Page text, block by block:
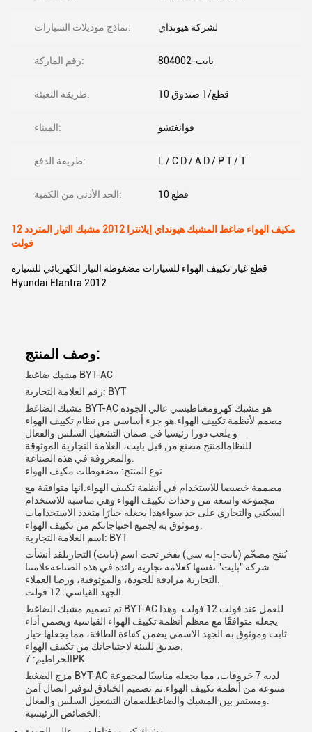
نماذج موديلات السيارات: لشركة هيونداي
رقم الماركة: بايت-804002
طريقة التعبئة: 10 قطع/1 صندوق
الميناء: قوانغتشو
طريقة الدفع: L / C D / A D / P T / T
الحد الأدنى من الكمية: 10 قطع
مكيف الهواء ضاغط المشبك هيونداي إيلانترا 2012 مشبك التيار المتردد 12
فولت
قطع غيار تكييف الهواء للسيارات مضغوطة التيار الكهربائي للسيارة
Hyundai Elantra 2012
وصف المنتج:
مشبك ضاغط BYT-AC
رقم العلامة التجارية: BYT
مشبك الضاغط BYT-AC هو مشبك كهرومغناطيسي عالي الجودة
مصمم لأنظمة تكييف الهواء.هو جزء أساسي من نظام تكييف الهواء
و يلعب دورا رئيسيا في ضمان التشغيل السلس والفعال
للنظامالمنتج مصنع من قبل بايت، العلامة التجارية الموثوقة
نوع المنتج: مضغوطات مكيف الهواء
مصممة خصيصا للاستخدام في أنظمة تكييف الهواء.انها متوافقة مع
مجموعة واسعة من وحدات تكييف الهواء وهي مناسبة للاستخدام
السكني والتجاري على حد سواءهذا يجعله خيارًا متعدد الاستخدامات
اسم العلامة التجارية: BYT
يُنتج مضخّم (بايت-إيه سي) بفخر تحت اسم (بايت) التجاريلقد أنشأت
شركة "بايت" نفسها كعلامة تجارية رائدة في هذه الصناعةعلامتنا
الجهد القياسي: 12 فولت
تم تصميم مشبك الضاغط BYT-AC للعمل عند فولت 12 فولت. وهذا
يجعله متوافقًا مع معظم أنظمة تكييف الهواء القياسية ويضمن أداء
ثابت وموثوق به.الجهد الاسمي يضمن كفاءة الطاقة، مما يجعلها خيار
الخراطيم: 7PK
مزج الضغط BYT-AC لديه 7 خروقات، مما يجعله مناسبًا لمجموعة
متنوعة من أنظمة تكييف الهواء.تم تصميم الخنادق لتوفير اتصال آمن
الخصائص الرئيسية: